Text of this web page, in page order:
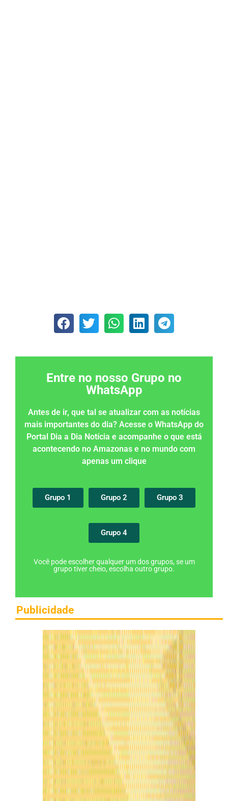
Entre no nosso Grupo no
WhatsApp
Antes de ir, que tal se atualizar com as notícias
mais importantes do dia? Acesse o WhatsApp do
Portal Dia a Dia Notícia e acompanhe o que está
acontecendo no Amazonas e no mundo com
apenas um clique
Grupo 1 Grupo 2 Grupo 3
Grupo 4
Você pode escolher qualquer um dos grupos, se um
grupo tiver cheio, escolha outro grupo.
Publicidade